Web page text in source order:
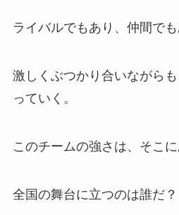
ライバルでもあり、仲間で
激しくぶつかり合いながら
っていく。
このチームの強さは、そこに
全国の舞台に立つのは誰だ？